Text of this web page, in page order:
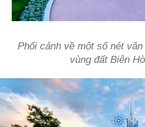
Phối cảnh về một số nét
vùng đất Biên